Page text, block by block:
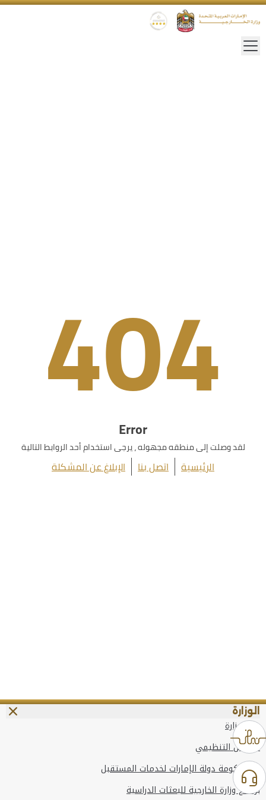
404
Error
لقد وصلت إلى منطقه مجهوله ، يرجى استخدام أحد الروابط التالية
الرئيسية اتصل بنا الإبلاغ عن المشكلة
الوزارة
عن الوزارة
الهيكل التنظيمي
وعد حكومة دولة الإمارات لخدمات المستقبل
برنامج وزارة الخارجية للبعثات الدراسية